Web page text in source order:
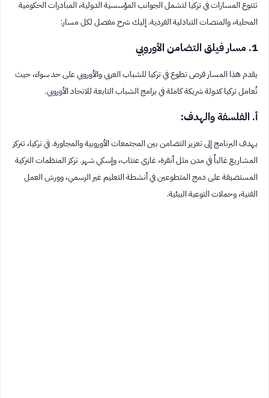
تتنوع المسارات في تركيا لتشمل الجوانب المؤسسية الدولية، المبادرات الحكومية
المحلية، والمنصات التبادلية الفردية. إليك شرح مفصل لكل مسار:
1. مسار فيلق التضامن الأوروبي
يقدم هذا المسار فرص تطوع في تركيا للشباب العربي والأوروبي على حد سواء، حيث
تُعامل تركيا كدولة شريكة كاملة في برامج الشباب التابعة للاتحاد الأوروبي.
أ. الفلسفة والهدف:
يهدف البرنامج إلى تعزيز التضامن بين المجتمعات الأوروبية والمجاورة. في تركيا، تتركز
المشاريع غالباً في مدن مثل أنقرة، غازي عنتاب، وإسكي شهر. تركز المنظمات التركية
المستضيفة على دمج المتطوعين في أنشطة التعليم غير الرسمي، وورش العمل
الفنية، وحملات التوعية البيئية.